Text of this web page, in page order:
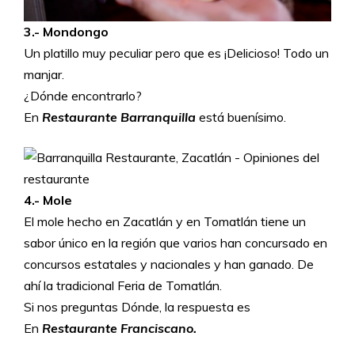
3.- Mondongo
Un platillo muy peculiar pero que es ¡Delicioso! Todo un
manjar.
¿Dónde encontrarlo?
En Restaurante Barranquilla está buenísimo.
4.- Mole
El mole hecho en Zacatlán y en Tomatlán tiene un
sabor único en la región que varios han concursado en
concursos estatales y nacionales y han ganado. De
ahí la tradicional Feria de Tomatlán.
Si nos preguntas Dónde, la respuesta es
En Restaurante Franciscano.